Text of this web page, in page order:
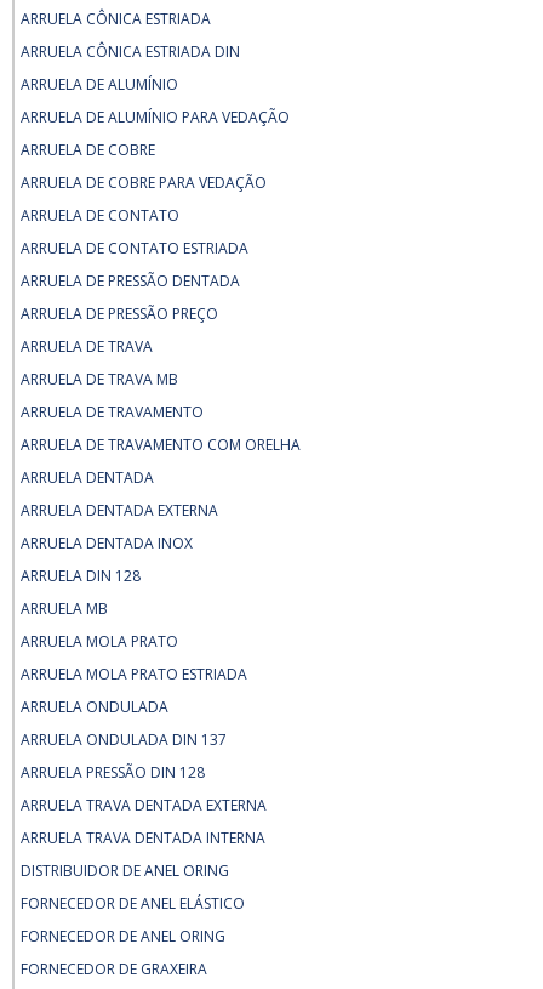
ARRUELA CÔNICA ESTRIADA
ARRUELA CÔNICA ESTRIADA DIN
ARRUELA DE ALUMÍNIO
ARRUELA DE ALUMÍNIO PARA VEDAÇÃO
ARRUELA DE COBRE
ARRUELA DE COBRE PARA VEDAÇÃO
ARRUELA DE CONTATO
ARRUELA DE CONTATO ESTRIADA
ARRUELA DE PRESSÃO DENTADA
ARRUELA DE PRESSÃO PREÇO
ARRUELA DE TRAVA
ARRUELA DE TRAVA MB
ARRUELA DE TRAVAMENTO
ARRUELA DE TRAVAMENTO COM ORELHA
ARRUELA DENTADA
ARRUELA DENTADA EXTERNA
ARRUELA DENTADA INOX
ARRUELA DIN 128
ARRUELA MB
ARRUELA MOLA PRATO
ARRUELA MOLA PRATO ESTRIADA
ARRUELA ONDULADA
ARRUELA ONDULADA DIN 137
ARRUELA PRESSÃO DIN 128
ARRUELA TRAVA DENTADA EXTERNA
ARRUELA TRAVA DENTADA INTERNA
DISTRIBUIDOR DE ANEL ORING
FORNECEDOR DE ANEL ELÁSTICO
FORNECEDOR DE ANEL ORING
FORNECEDOR DE GRAXEIRA